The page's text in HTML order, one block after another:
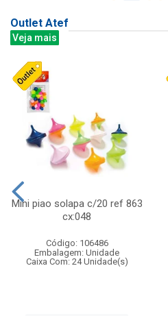
Outlet Atef
Veja mais
Mini piao solapa c/20 ref 863
cx:048
Código: 106486
Embalagem: Unidade
Caixa Com: 24 Unidade(s)